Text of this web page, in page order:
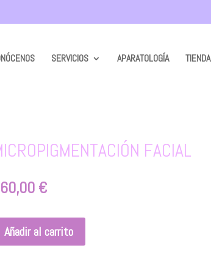
SERVICIOS APARATOLOGÍA TIENDA
FACIAL
€
Añadir al carrito